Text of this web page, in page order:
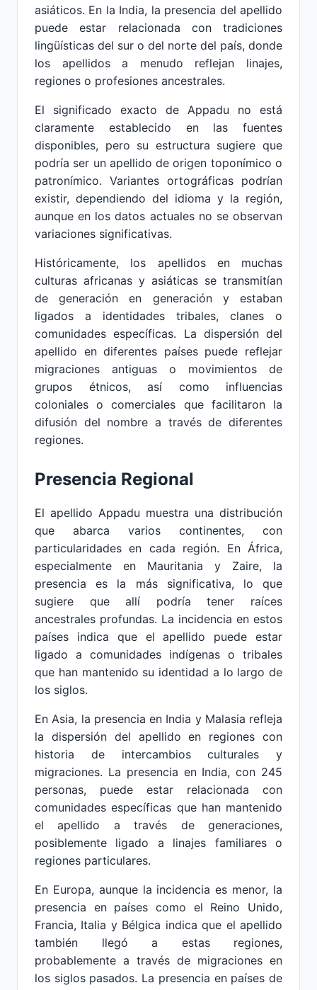
asiáticos. En la India, la presencia del apellido
puede estar relacionada con tradiciones
lingüísticas del sur o del norte del país, donde
los apellidos a menudo reflejan linajes,
regiones o profesiones ancestrales.
El significado exacto de Appadu no está
claramente establecido en las fuentes
disponibles, pero su estructura sugiere que
podría ser un apellido de origen toponímico o
patronímico. Variantes ortográficas podrían
existir, dependiendo del idioma y la región,
aunque en los datos actuales no se observan
variaciones significativas.
Históricamente, los apellidos en muchas
culturas africanas y asiáticas se transmitían
de generación en generación y estaban
ligados a identidades tribales, clanes o
comunidades específicas. La dispersión del
apellido en diferentes países puede reflejar
migraciones antiguas o movimientos de
grupos étnicos, así como influencias
coloniales o comerciales que facilitaron la
difusión del nombre a través de diferentes
regiones.
Presencia Regional
El apellido Appadu muestra una distribución
que abarca varios continentes, con
particularidades en cada región. En África,
especialmente en Mauritania y Zaire, la
presencia es la más significativa, lo que
sugiere que allí podría tener raíces
ancestrales profundas. La incidencia en estos
países indica que el apellido puede estar
ligado a comunidades indígenas o tribales
que han mantenido su identidad a lo largo de
los siglos.
En Asia, la presencia en India y Malasia refleja
la dispersión del apellido en regiones con
historia de intercambios culturales y
migraciones. La presencia en India, con 245
personas, puede estar relacionada con
comunidades específicas que han mantenido
el apellido a través de generaciones,
posiblemente ligado a linajes familiares o
regiones particulares.
En Europa, aunque la incidencia es menor, la
presencia en países como el Reino Unido,
Francia, Italia y Bélgica indica que el apellido
también llegó a estas regiones,
probablemente a través de migraciones en
los siglos pasados. La presencia en países de